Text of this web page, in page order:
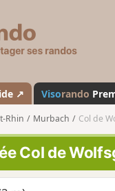
s
a
n
d
o
↗ Visorando
Rhin Murbach Col de
Col de